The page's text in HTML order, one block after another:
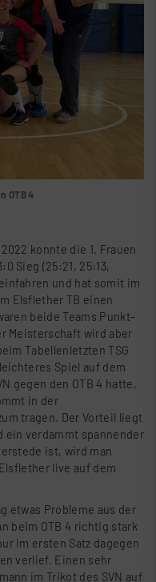
OTB 4
konnte die 1. Frauen
Sieg (25:21, 25:13,
und hat somit im
Elsflether TB einen
beide Teams Punkt-
Meisterschaft wird aber
Tabellenletzten TSG
Spiel auf dem
gegen den OTB 4 hatte.
in der
tragen. Der Vorteil liegt
ein verdammt spannender
ist, wird man
live auf dem
etwas Probleme aus der
beim OTB 4 richtig stark
im ersten Satz dagegen
verlief. Einen sehr
im Trikot des SVN auf